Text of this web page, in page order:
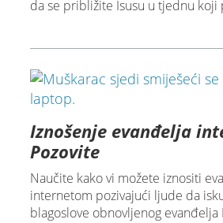
da se približite Isusu u tjednu koji
Iznošenje evanđelja
Pozovite
Naučite kako vi možete iznositi
internetom pozivajući ljude da
blagoslove obnovljenog evanđelja